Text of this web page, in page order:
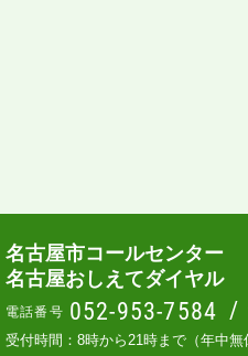
名古屋市コールセンター
名古屋おしえてダイヤル
電話番号 052-953-7584 /
受付時間：8時から21時まで（年中無